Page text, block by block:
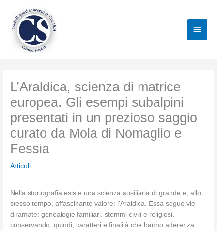
contenuto
L’Araldica, scienza di matrice
europea. Gli esempi subalpini
presentati in un prezioso saggio
curato da Mola di Nomaglio e
Fessia
Articoli
Nella storiografia esiste una scienza ausiliaria di grande e, allo
stesso tempo, affascinante valore: l’Araldica. Essa segue vie
diramate: genealogie familiari, stemmi civili e religiosi,
conservando, quindi, caratteri e finalità che hanno aderenza